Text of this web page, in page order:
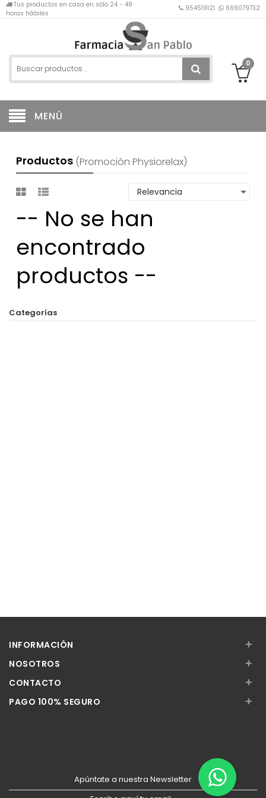
Tus productos en casa en sólo 24 - 48
horas hábiles
954519121 669079732
0
MENÚ
Productos (promoción Physiorelax)
-- No se han
encontrado
productos --
Categorías
INFORMACIÓN +
NOSOTROS +
CONTACTO +
PAGO 100% SEGURO +
Apúntate a nuestra Newsletter